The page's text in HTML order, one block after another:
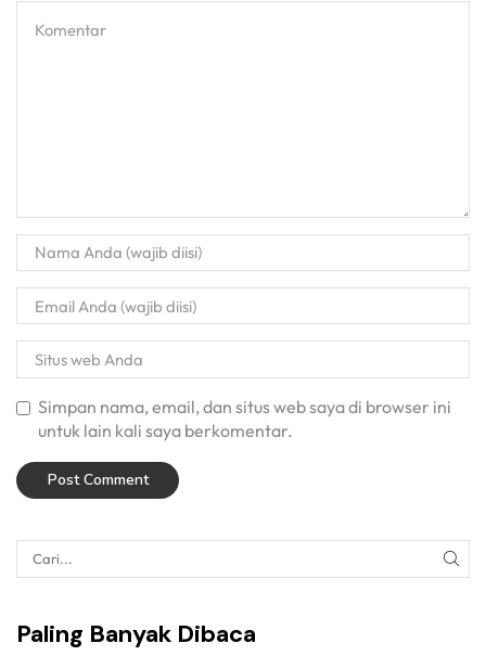
Simpan nama, email, dan situs web saya di browser ini
untuk lain kali saya berkomentar.
Paling Banyak Dibaca